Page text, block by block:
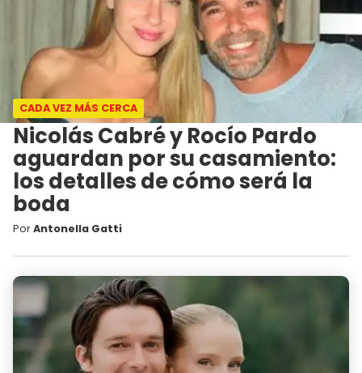
CADA VEZ MÁS CERCA
Nicolás Cabré y Rocío Pardo
aguardan por su casamiento:
los detalles de cómo será la
boda
PorAntonella Gatti